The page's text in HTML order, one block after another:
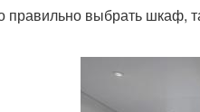
выбрать шкаф,